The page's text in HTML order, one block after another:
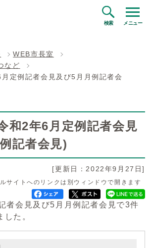
検索 メニュー
WEB市長室
など
定例記者会見及び5月月例記者会
和2年6月定例記者会見
記者会見)
[更新日：2022年9月27日]
サイトへのリンクは別ウィンドウで開きます
者会見及び5月月例記者会見で3件
た。